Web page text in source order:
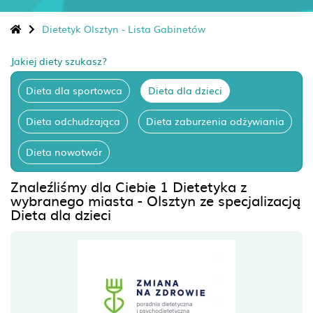
Dietetyk Olsztyn - Lista Gabinetów
Jakiej diety szukasz?
Dieta dla sportowca Dieta dla dzieci
Dieta odchudzająca Dieta zaburzenia odżywiania
Dieta nowotwór
Znaleźliśmy dla Ciebie 1 Dietetyka z
wybranego miasta - Olsztyn ze specjalizacją
Dieta dla dzieci